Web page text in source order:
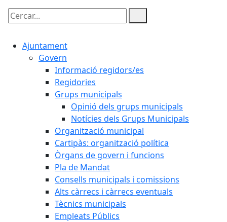
Cercar:
Ajuntament
Govern
Informació regidors/es
Regidories
Grups municipals
Opinió dels grups municipals
Notícies dels Grups Municipals
Organització municipal
Cartipàs: organització política
Òrgans de govern i funcions
Pla de Mandat
Consells municipals i comissions
Alts càrrecs i càrrecs eventuals
Tècnics municipals
Empleats Públics